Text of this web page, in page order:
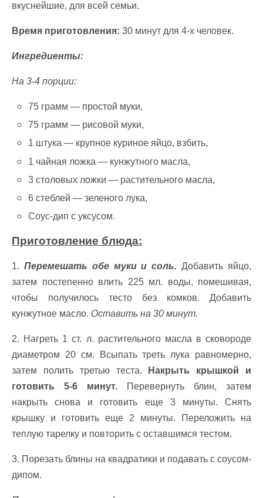
вкуснейшие, для всей семьи.
Время приготовления: 30 минут для 4-х человек.
Ингредиенты:
На 3-4 порции:
75 грамм — простой муки,
75 грамм — рисовой муки,
1 штука — крупное куриное яйцо, взбить,
1 чайная ложка — кунжутного масла,
3 столовых ложки — растительного масла,
6 стеблей — зеленого лука,
Соус-дип с уксусом.
Приготовление блюда:
1. Перемешать обе муки и соль. Добавить яйцо,
затем постепенно влить 225 мл. воды, помешивая,
чтобы получилось тесто без комков. Добавить
кунжутное масло. Оставить на 30 минут.
2. Нагреть 1 ст. л. растительного масла в сковороде
диаметром 20 см. Всыпать треть лука равномерно,
затем полить третью теста.
Накрыть крышкой и
готовить 5-6 минут. Перевернуть блин, затем
накрыть снова и готовить еще 3 минуты. Снять
крышку и готовить еще 2 минуты. Переложить на
теплую тарелку и повторить с оставшимся тестом.
3. Порезать блины на квадратики и подавать с соусом-
дипом.